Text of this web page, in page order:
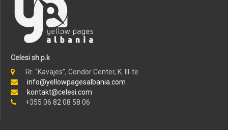
Celesi sh.p.k
Rr. “Kavajës”, Condor Center, K. III-të
info@yellowpagesalbania.com
kontakt@celesi.com
+355 06 82 08 58 06